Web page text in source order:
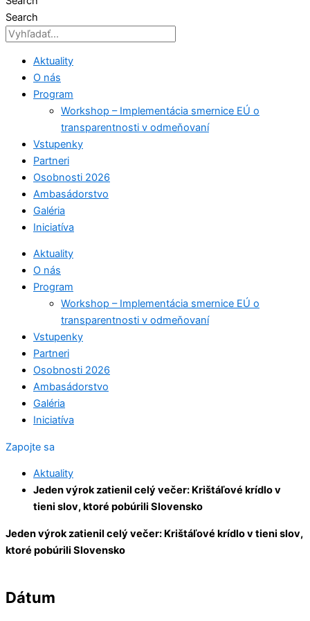
Search
Aktuality
O nás
Program
Workshop – Implementácia smernice EÚ o
transparentnosti v odmeňovaní
Vstupenky
Partneri
Osobnosti 2026
Ambasádorstvo
Galéria
Iniciatíva
Aktuality
O nás
Program
Workshop – Implementácia smernice EÚ o
transparentnosti v odmeňovaní
Vstupenky
Partneri
Osobnosti 2026
Ambasádorstvo
Galéria
Iniciatíva
Zapojte sa
Aktuality
Jeden výrok zatienil celý večer: Krištáľové krídlo v
tieni slov, ktoré pobúrili Slovensko
Jeden výrok zatienil celý večer: Krištáľové krídlo v tieni slov,
ktoré pobúrili Slovensko
Dátum